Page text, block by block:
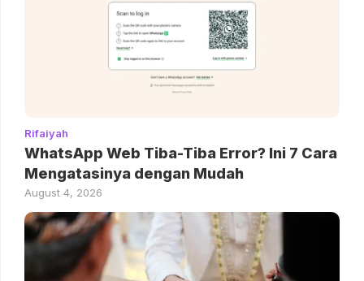
Rifaiyah
WhatsApp Web Tiba-Tiba Error? Ini 7 Cara
Mengatasinya dengan Mudah
August 4, 2026